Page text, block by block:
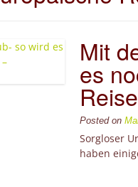
Mit
es
Posted on
Sorgloser
haben